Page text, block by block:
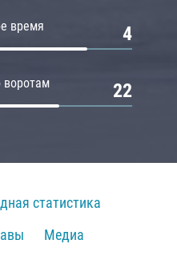
время 4
воротам 22
статистика
Медиа